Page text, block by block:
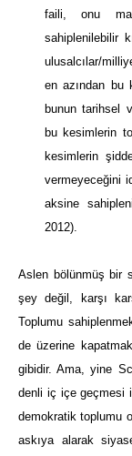
faili, onu
sahiplenilebilir
ulusalcılar/
en azından bu
bunun tarihsel
bu kesimlerin
kesimlerin
vermeyeceğini
aksine
2012).
Aslen bölünmüş bir
şey değil, karşı
Toplumu
de üzerine
gibidir. Ama, yine
denli iç içe geçmesi
demokratik toplumu
askıya alarak